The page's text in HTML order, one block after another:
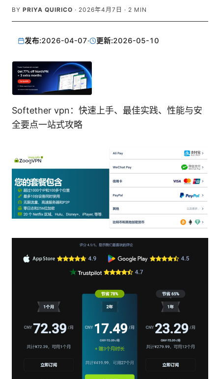
BY PRIYA QUIRICO · 2026年4月7日 · 2 MIN
发布:2026-04-07· 更新:2026-05-10
Softether vpn：快速上手、最佳实践、性能与安
全要点一站式攻略